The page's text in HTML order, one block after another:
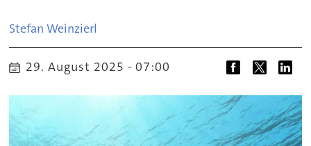
Stefan Weinzierl
29. August 2025 - 07:00